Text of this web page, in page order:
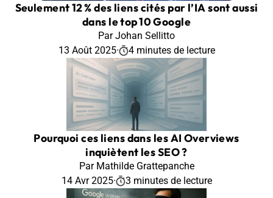
Seulement 12 % des liens cités par l’IA sont aussi
dans le top 10 Google
Par Johan Sellitto
13 Août 2025· 4 minutes de lecture
Pourquoi ces liens dans les AI Overviews
inquiètent les SEO ?
Par Mathilde Grattepanche
14 Avr 2025· 3 minutes de lecture